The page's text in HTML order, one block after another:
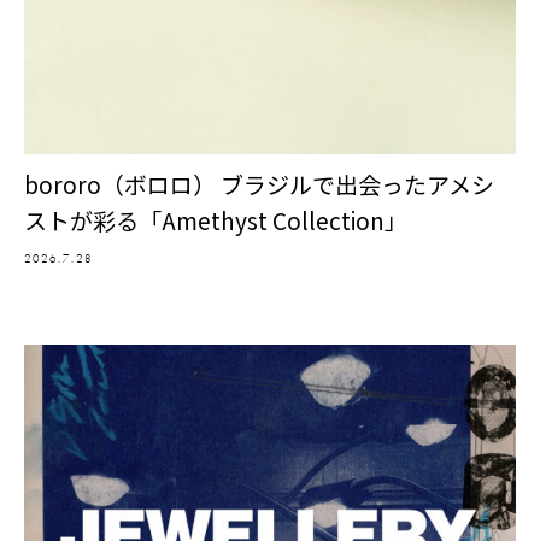
bororo（ボロロ） ブラジルで出会ったアメシ
ストが彩る「Amethyst Collection」
2026.7.28